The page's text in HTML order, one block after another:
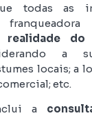
todas as
do
a
locais; a
etc.
a